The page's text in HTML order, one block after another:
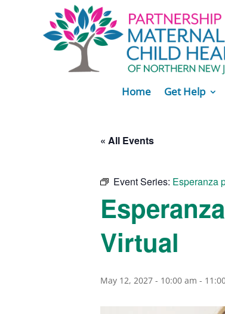
Home Get Help
« All Events
Event Series: Esperanza
Virtual
May 12, 2027 - 10:00 am -